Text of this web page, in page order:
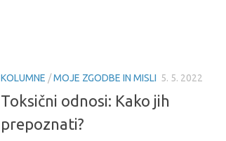
KOLUMNE /MOJE ZGODBE IN MISLI 5. 5. 2022
Toksični odnosi: Kako jih
prepoznati?